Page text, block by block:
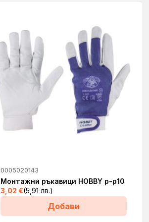
0005020143
Монтажни ръкавици HOBBY р-р10
3,02€(5,91 лв.)
Добави